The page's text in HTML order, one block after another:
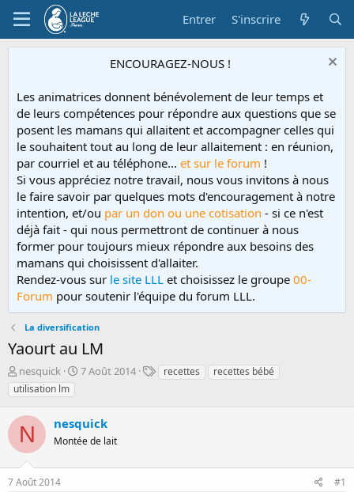
Entrer S'inscrire
ENCOURAGEZ-NOUS !
Les animatrices donnent bénévolement de leur temps et
de leurs compétences pour répondre aux questions que se
posent les mamans qui allaitent et accompagner celles qui
le souhaitent tout au long de leur allaitement : en réunion,
par courriel et au téléphone... et sur le forum !
Si vous appréciez notre travail, nous vous invitons à nous
le faire savoir par quelques mots d'encouragement à notre
intention, et/ou par un don ou une cotisation - si ce n'est
déjà fait - qui nous permettront de continuer à nous
former pour toujours mieux répondre aux besoins des
mamans qui choisissent d'allaiter.
Rendez-vous sur le site LLL et choisissez le groupe 00-
Forum pour soutenir l'équipe du forum LLL.
La diversification
Yaourt au LM
D
é
m
a
r
r
é
e
p
nesquick
D
d
e
é
7 Août 2014
Trecettes
recettes bébé
utilisation lm
N nesquick
Montée de lait
7 Août 2014 #1